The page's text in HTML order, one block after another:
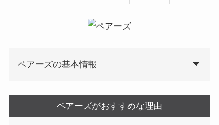
ペアーズの基本情報
ペアーズがおすすめな理由